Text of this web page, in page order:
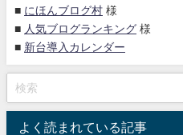
■ にほんブログ村 様
■ 人気ブログランキング 様
■ 新台導入カレンダー
よく読まれている記事